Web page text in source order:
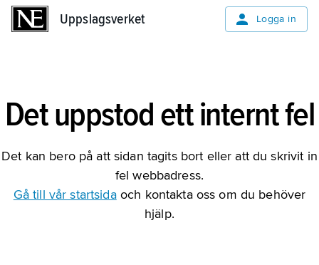
Uppslagsverket Logga in
Det uppstod ett internt fel
Det kan bero på att sidan tagits bort eller att du skrivit in
fel webbadress.
Gå till vår startsidaoch kontakta oss om du behöver
hjälp.